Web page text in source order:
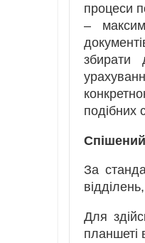
процеси
–
збирати
подібних
За
Для
планшеті